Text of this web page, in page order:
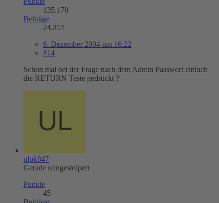
135.170
Beiträge
24.257
6. Dezember 2004 um 16:22
#14
Schon mal bei der Frage nach dem Admin Passwort einfach
die RETURN Taste gedrückt ?
ulpk847
Gerade reingestolpert
Punkte
45